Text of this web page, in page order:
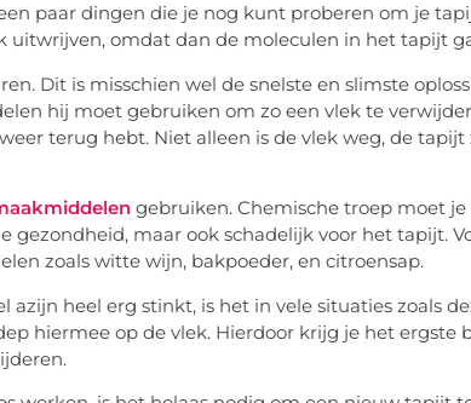
paar dingen die je nog kunt proberen om je
uitwrijven, omdat dan de moleculen in het tapijt
Dit is misschien wel de snelste en slimste
hij moet gebruiken om zo een vlek te
terug hebt. Niet alleen is de vlek weg, de
gebruiken. Chemische troep moet
gezondheid, maar ook schadelijk voor het tapijt.
zoals witte wijn, bakpoeder, en citroensap.
azijn heel erg stinkt, is het in vele situaties zoals
hiermee op de vlek. Hierdoor krijg je het